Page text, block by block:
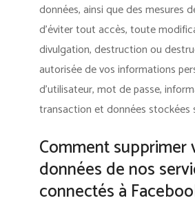
données, ainsi que des mesures
d’éviter tout accès, toute
divulgation, destruction ou
autorisée de vos informations
d’utilisateur, mot de passe,
transaction et données stockées
Comment supprimer
données de nos
connectés à